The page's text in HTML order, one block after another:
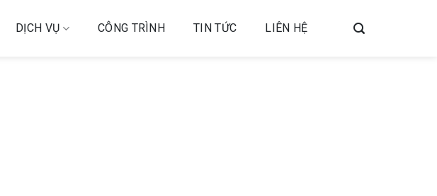
DỊCH VỤ CÔNG TRÌNH TIN TỨC LIÊN HỆ